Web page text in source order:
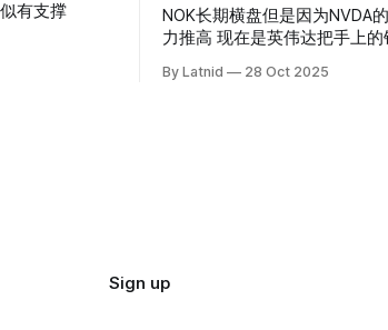
有支撑
NOK长期横盘但是因为NVDA
力推高 现在是英伟达把手上的钱到处游走
By Latnid 28 Oct 2025
Sign up